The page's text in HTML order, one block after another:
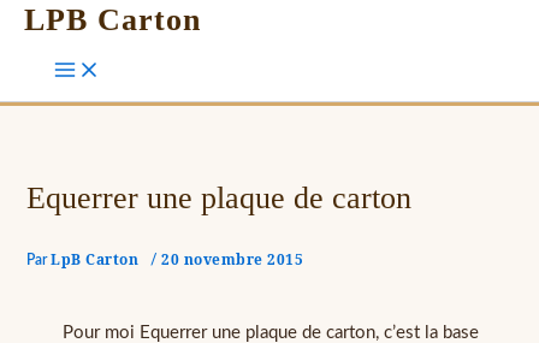
LPB Carton
Equerrer une plaque de carton
ParLpB Carton /20 novembre 2015
Pour moi Equerrer une plaque de carton, c’est la base